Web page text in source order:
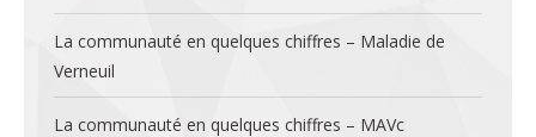
La communauté en quelques chiffres – Maladie de
Verneuil
La communauté en quelques chiffres – MAVc